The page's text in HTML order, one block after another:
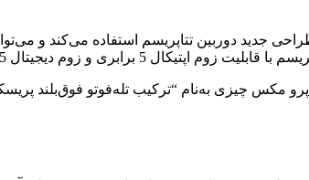
و زوم دیجیتال 25 برابری برخوردار باشند.